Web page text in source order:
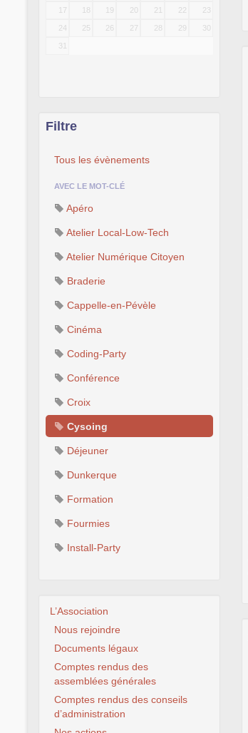
17 18 19 20 21 22 23
24 25 26 27 28 29 30
31
Filtre
Tous les évènements
AVEC LE MOT-CLÉ
Apéro
Atelier Local-Low-Tech
Atelier Numérique Citoyen
Braderie
Cappelle-en-Pévèle
Cinéma
Coding-Party
Conférence
Croix
Cysoing
Déjeuner
Dunkerque
Formation
Fourmies
Install-Party
L’Association
Nous rejoindre
Documents légaux
Comptes rendus des
assemblées générales
Comptes rendus des conseils
d’administration